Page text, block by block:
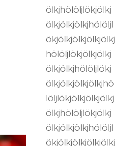
ölkjhölöljlökjölkj
ölkjölkjölkjhölöljl
ökjölkjölkjölkjölkj
hölöljlökjölkjölkj
ölkjölkjhölöljlökj
ölkjölkjölkjölkjhö
löljlökjölkjölkjölkj
ölkjhölöljlökjölkj
ölkjölkjölkjhölöljl
ökjölkjölkjölkjölkj